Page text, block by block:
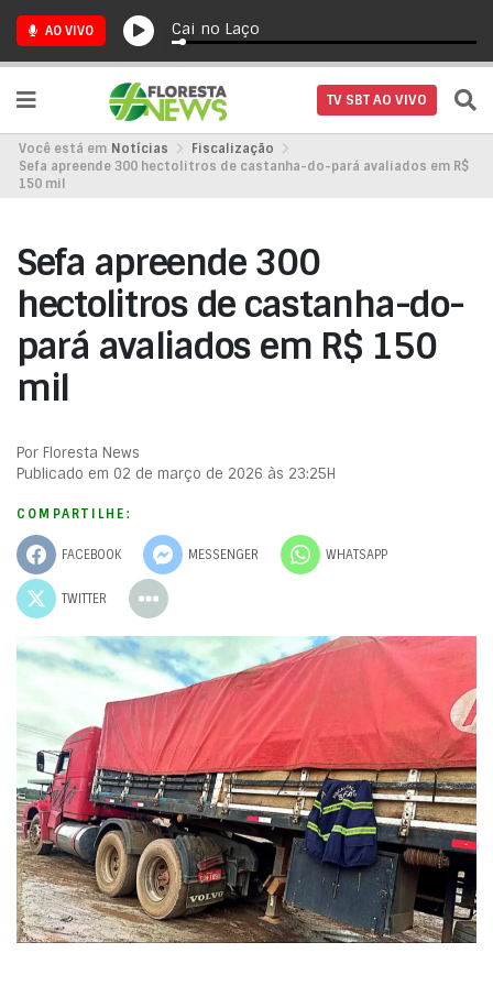
AO VIVO Cai no Laço
TV SBT AO VIVO
Você está em Notícias
Fiscalização
Sefa apreende 300 hectolitros de castanha-do-pará avaliados em R$
150 mil
Sefa apreende 300
hectolitros de castanha-do-
pará avaliados em R$ 150
mil
Por Floresta News
Publicado em 02 de março de 2026 às 23:25H
COMPARTILHE:
FACEBOOK MESSENGER WHATSAPP
TWITTER